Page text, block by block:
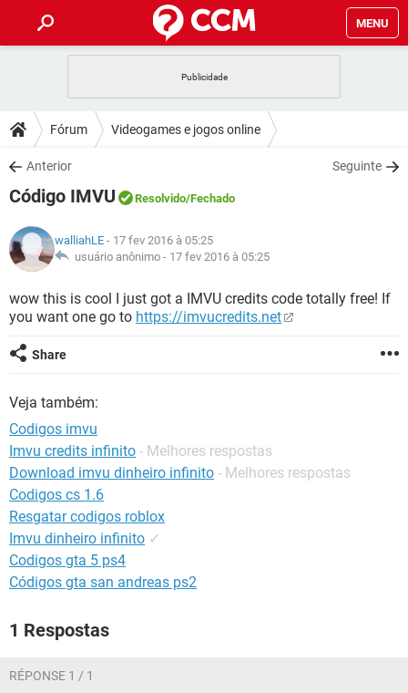
MENU
CELULAR FACEBOOK
OUTLOOK
INSTAGRAM GMAIL
GUIA DE COMPRAS
DICAS
JOGOS WHATSAPP
INSTAGRAM
GUIA DE COMPRAS
DOWNLOADS
JOGOS WHATSAPP
CELULAR
OUTLOOK EXCEL
INSTAGRAM GMAIL
GUIA DE COMPRAS
FÓRUM
JOGOS
CELULAR
OUTLOOK EXCEL
GLOSSÁRIO
JOGOS WHATSAPP
CELULAR FACEBOOK
OUTLOOK
GUIA DE COMPRAS
Fórum Videogames e jogos online
Anterior Seguinte
Código IMVU Resolvido/Fechado
walliahLE - 17 fev 2016 à 05:25
usuário anônimo - 17 fev 2016 à 05:25
wow this is cool I just got a IMVU credits code totally free! If
you want one go to https://imvucredits.net
Share
Veja também:
Codigos imvu
Imvu credits infinito - Melhores respostas
Download imvu dinheiro infinito - Melhores respostas
Codigos cs 1.6
Resgatar codigos roblox
Imvu dinheiro infinito ✓
Codigos gta 5 ps4
Códigos gta san andreas ps2
1 Respostas
RÉPONSE 1 / 1